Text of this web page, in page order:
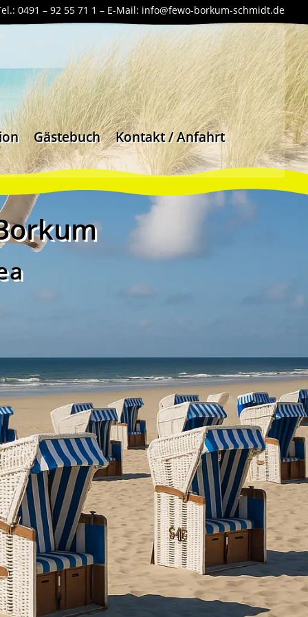
0491 – 92 55 71 1 – E-Mail: info@fewo-borkum-schmidt.de
Gästebuch Kontakt / Anfahrt